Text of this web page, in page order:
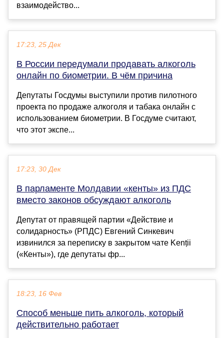
взаимодейство...
17:23, 25 Дек
В России передумали продавать алкоголь
онлайн по биометрии. В чём причина
Депутаты Госдумы выступили против пилотного
проекта по продаже алкоголя и табака онлайн с
использованием биометрии. В Госдуме считают,
что этот экспе...
17:23, 30 Дек
В парламенте Молдавии «кенты» из ПДС
вместо законов обсуждают алкоголь
Депутат от правящей партии «Действие и
солидарность» (PПДС) Евгений Синкевич
извинился за переписку в закрытом чате Kenții
(«Кенты»), где депутаты фр...
18:23, 16 Фев
Способ меньше пить алкоголь, который
действительно работает